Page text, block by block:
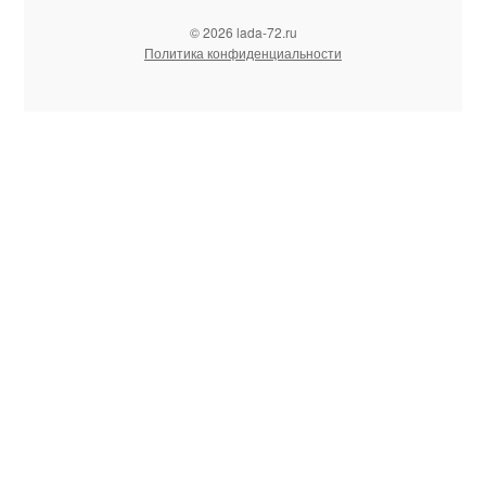
© 2026 lada-72.ru
Политика конфиденциальности